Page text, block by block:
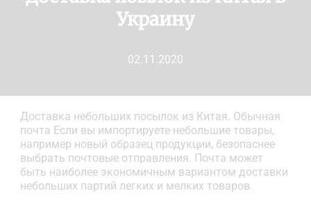
Украину
02.11.2020
Доставка небольших посылок из Китая. Обычная
почта Если вы импортируете небольшие товары,
например новый образец продукции, безопаснее
выбрать почтовые отправления. Почта может
быть наиболее экономичным вариантом доставки
небольших партий легких и мелких товаров.